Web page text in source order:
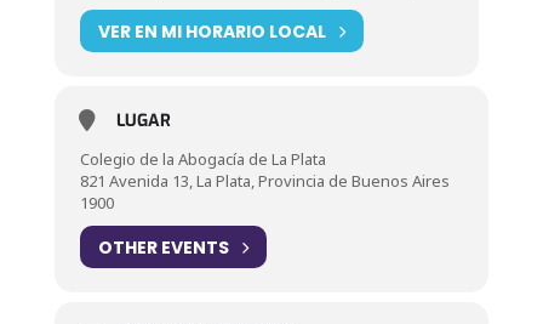
VER EN MI HORARIO LOCAL
LUGAR
Colegio de la Abogacía de La Plata
821 Avenida 13, La Plata, Provincia de Buenos Aires
1900
OTHER EVENTS